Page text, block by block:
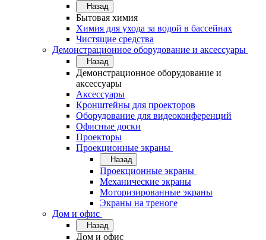
Назад
Бытовая химия
Химия для ухода за водой в бассейнах
Чистящие средства
Демонстрационное оборудование и аксессуары
Назад
Демонстрационное оборудование и
аксессуары
Аксессуары
Кронштейны для проекторов
Оборудование для видеоконференций
Офисные доски
Проекторы
Проекционные экраны
Назад
Проекционные экраны
Механические экраны
Моторизированные экраны
Экраны на треноге
Дом и офис
Назад
Дом и офис